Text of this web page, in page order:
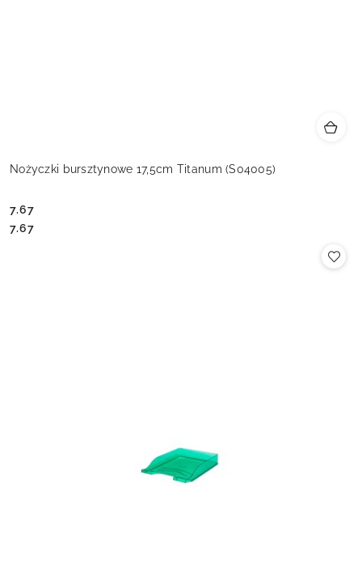
Nożyczki bursztynowe 17,5cm Titanum (S04005)
Cena:
7.67
Cena:
7.67